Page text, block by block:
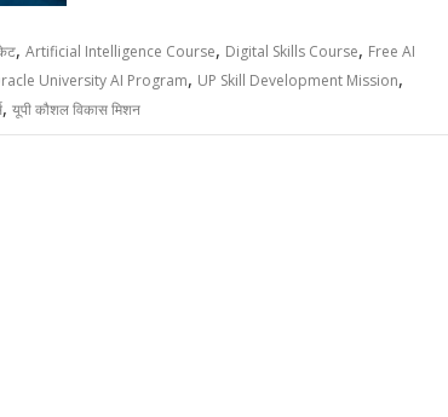
, Artificial Intelligence Course, Digital Skills Course, Free AI
University AI Program, UP Skill Development Mission,
, यूपी कौशल विकास मिशन